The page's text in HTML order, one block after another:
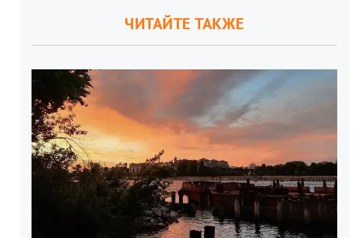
ЧИТАЙТЕ ТАКЖЕ